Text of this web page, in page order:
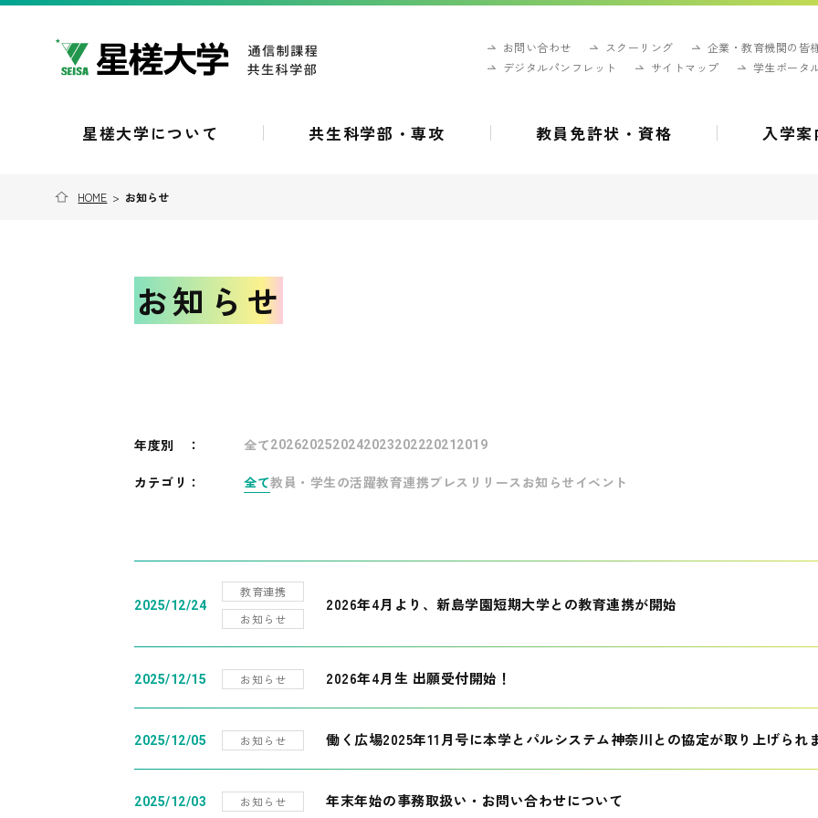
お問い合わせ スクーリング
企業・教育機関の皆
デジタルパンフレット
サイトマップ 学生ポータ
星槎大学について 共生科学部・専攻 教員免許状・資格 入学案
HOME > お知らせ
お知らせ
年度別 ： 全て202620252024202320222021 2019
カテゴリ： 全て教員・学生の活躍教育連携プレスリリース お知らせ イベント
2025/12/24
教育連携
お知らせ
2026年4月より、新島学園短期大学との教育連携が開始
2025/12/15 お知らせ 2026年4月生 出願受付開始！
2025/12/05 お知らせ 働く広場2025年11月号に本学とパルシステム神奈川との協定が取り上げられ
2025/12/03 お知らせ 年末年始の事務取扱い・お問い合わせについて